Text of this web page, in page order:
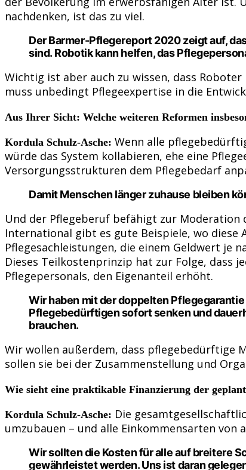
nachdenken, ist das zu viel.
Der Barmer-Pflegereport 2020 zeigt auf,
sind. Robotik kann helfen, das
Wichtig ist aber auch zu wissen, dass
muss unbedingt Pflegeexpertise in die
Aus Ihrer Sicht: Welche weiteren Reformen
Kordula Schulz-Asche: Wenn alle
würde das System kollabieren, ehe eine
Versorgungsstrukturen dem Pflegebedarf
Damit Menschen länger zuhause bleiben
Und der Pflegeberuf befähigt zur Moderation
International gibt es gute Beispiele, wo
Pflegesachleistungen, die einem Geldwert je
Dieses Teilkostenprinzip hat zur Folge, dass
Pflegepersonals, den Eigenanteil erhöht.
Wir haben mit der doppelten
Pflegebedürftigen sofort senken und
brauchen.
Wir wollen außerdem, dass pflegebedürftige
sollen sie bei der Zusammenstellung und
Wie sieht eine praktikable Finanzierung der
Kordula Schulz-Asche: Die
umzubauen – und alle Einkommensarten
Wir sollten die Kosten für alle auf breitere
gewährleistet werden. Uns ist daran